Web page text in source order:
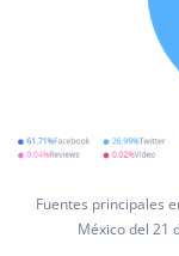
Fuentes principales
México del 21